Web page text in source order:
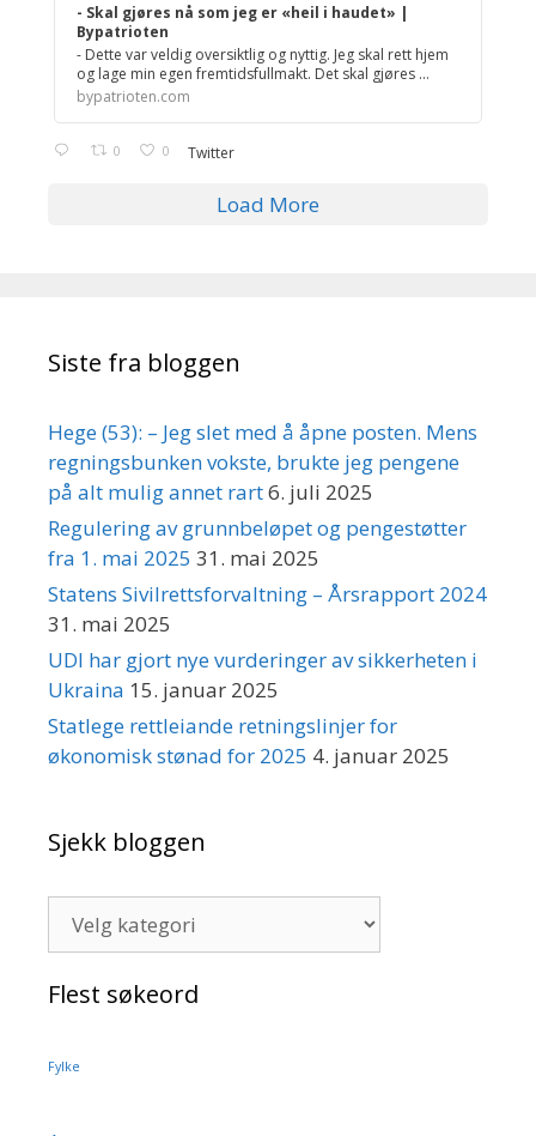
- Skal gjøres nå som jeg er «heil i haudet» |
Bypatrioten
- Dette var veldig oversiktlig og nyttig. Jeg skal rett hjem
og lage min egen fremtidsfullmakt. Det skal gjøres ...
bypatrioten.com
0 0 Twitter
Load More
Siste fra bloggen
Hege (53): – Jeg slet med å åpne posten. Mens
regningsbunken vokste, brukte jeg pengene
på alt mulig annet rart6. juli 2025
Regulering av grunnbeløpet og pengestøtter
fra 1. mai 2025 31. mai 2025
Statens Sivilrettsforvaltning – Årsrapport 2024
31. mai 2025
UDI har gjort nye vurderinger av sikkerheten i
Ukraina 15. januar 2025
Statlege rettleiande retningslinjer for
økonomisk stønad for 2025 4. januar 2025
Sjekk bloggen
bloggen
Flest søkeord
Fylke